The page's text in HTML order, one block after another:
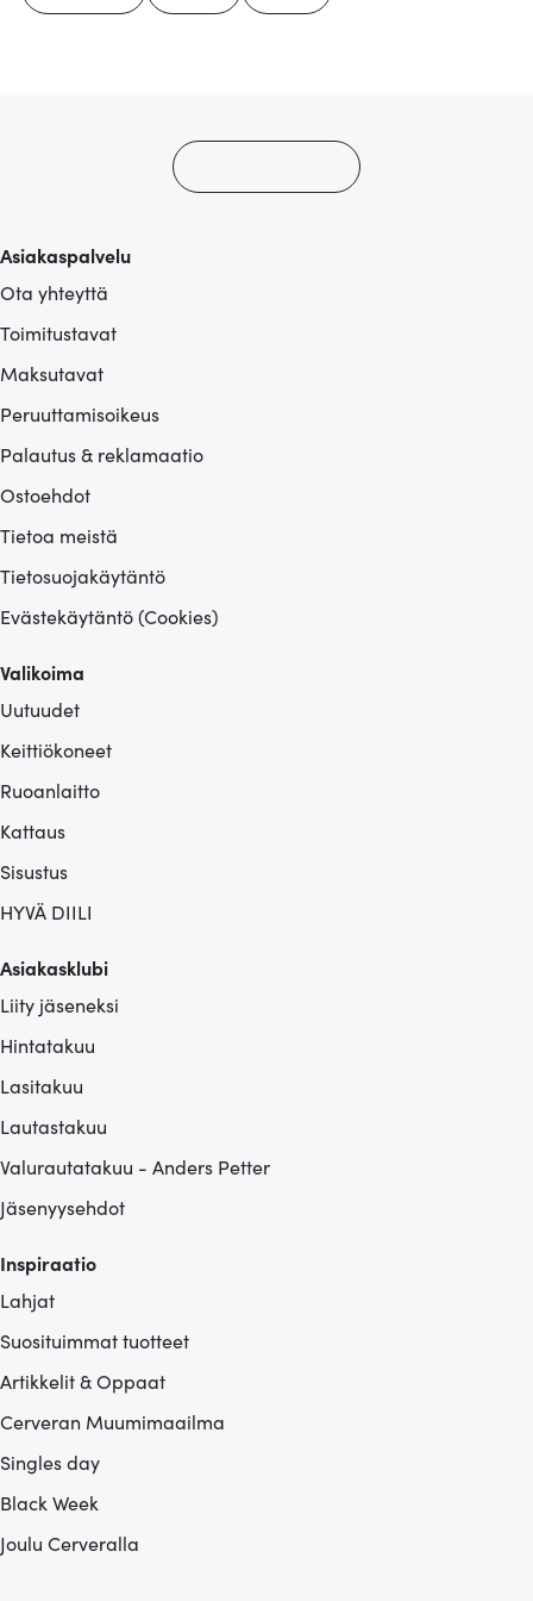
Asiakaspalvelu
Ota yhteyttä
Toimitustavat
Maksutavat
Peruuttamisoikeus
Palautus & reklamaatio
Ostoehdot
Tietoa meistä
Tietosuojakäytäntö
Evästekäytäntö (Cookies)
Valikoima
Uutuudet
Keittiökoneet
Ruoanlaitto
Kattaus
Sisustus
HYVÄ DIILI
Asiakasklubi
Liity jäseneksi
Hintatakuu
Lasitakuu
Lautastakuu
Valurautatakuu - Anders Petter
Jäsenyysehdot
Inspiraatio
Lahjat
Suosituimmat tuotteet
Artikkelit & Oppaat
Cerveran Muumimaailma
Singles day
Black Week
Joulu Cerveralla